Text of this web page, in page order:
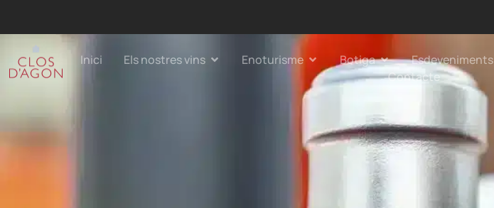
Inici Els nostres vins Enoturisme Botiga Esdeveniments
Contacte